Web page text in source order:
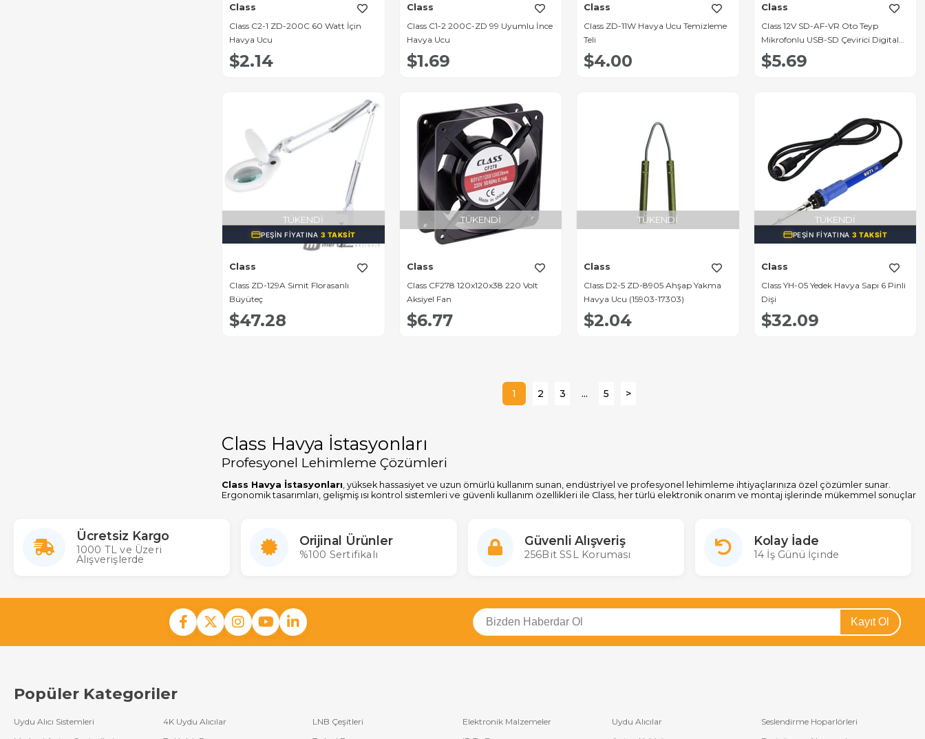
Class
Class C2-1 ZD-200C 60 Watt İçin
Havya Ucu
$2.14
Class
Class C1-2 200C-ZD 99 Uyumlu İnce
Havya Ucu
$1.69
Class
Class ZD-11W Havya Ucu Temizleme
Teli
$4.00
Class
Class 12V SD-AF-VR Oto Teyp
Mikrofonlu USB-SD Çevirici Digital
Player Board USB-123
$5.69
TÜKENDI
PEŞIN FIYATINA 3 TAKSIT
Class
Class ZD-129A Simit Florasanlı
Büyüteç
$47.28
TÜKENDI
Class
Class CF278 120x120x38 220 Volt
Aksiyel Fan
$6.77
TÜKENDI
Class
Class D2-5 ZD-8905 Ahşap Yakma
Havya Ucu (15903-17303)
$2.04
TÜKENDI
PEŞIN FIYATINA 3 TAKSIT
Class
Class YH-05 Yedek Havya Sapı 6 Pinli
Dişi
$32.09
1 2 3 ... 5 >
Class Havya İstasyonları
Profesyonel Lehimleme Çözümleri
Class Havya İstasyonları , yüksek hassasiyet ve uzun ömürlü kullanım sunan, endüstriyel ve profesyonel lehimleme ihtiyaçlarınıza özel çözümler sunar.
Ergonomik tasarımları, gelişmiş ısı kontrol sistemleri ve güvenli kullanım özellikleri ile Class, her türlü elektronik onarım ve montaj işlerinde mükemmel sonuçlar
yapmanızı sağlar. Dayanıklı yapıları ve kaliteli ısıtma elemanları, uzun süreli ve verimli bir kullanım deneyimi sunar. İster profesyonel bir teknisyen olun, ister
hobi olarak elektronikle ilgileniyor olun, Class havya istasyonları ile mükemmel sonuçlar elde edebilirsiniz.
Ücretsiz Kargo
1000 TL ve Üzeri
Alışverişlerde
Orijinal Ürünler
%100 Sertifikalı
Güvenli Alışveriş
256Bit SSL Koruması
Kolay İade
14 İş Günü İçinde
Kayıt Ol
Popüler Kategoriler
Uydu Alıcı Sistemleri 4K Uydu Alıcılar LNB Çeşitleri Elektronik Malzemeler Uydu Alıcılar
Seslendirme Hoparlörleri